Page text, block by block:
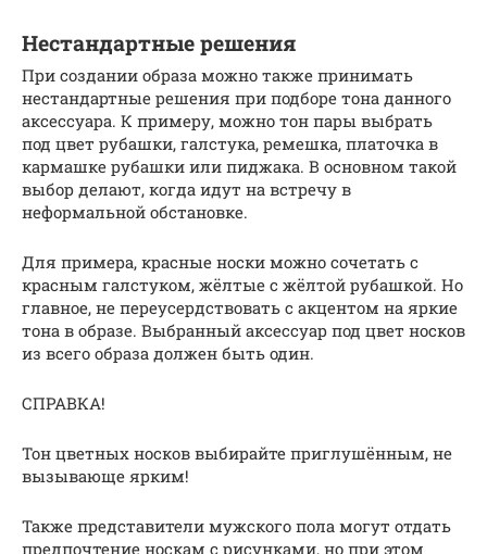
Нестандартные решения
При создании образа можно также принимать
нестандартные решения при подборе тона данного
аксессуара. К примеру, можно тон пары выбрать
под цвет рубашки, галстука, ремешка, платочка в
кармашке рубашки или пиджака. В основном такой
выбор делают, когда идут на встречу в
неформальной обстановке.
Для примера, красные носки можно сочетать с
красным галстуком, жёлтые с жёлтой рубашкой. Но
главное, не переусердствовать с акцентом на яркие
тона в образе. Выбранный аксессуар под цвет носков
из всего образа должен быть один.
СПРАВКА!
Тон цветных носков выбирайте приглушённым, не
вызывающе ярким!
Также представители мужского пола могут отдать
предпочтение носкам с рисунками, но при этом